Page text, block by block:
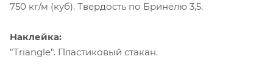
750 кг/м (куб). Твердость по Бринелю 3,5.
Наклейка:
"Triangle". Пластиковый стакан.